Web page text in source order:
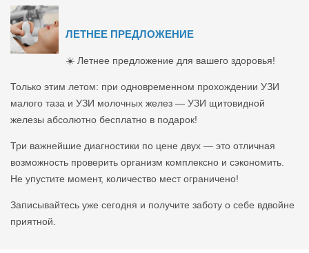
ЛЕТНЕЕ ПРЕДЛОЖЕНИЕ
☀️ Летнее предложение для вашего здоровья!
Только этим летом: при одновременном прохождении УЗИ
малого таза и УЗИ молочных желез — УЗИ щитовидной
железы абсолютно бесплатно в подарок!
Три важнейшие диагностики по цене двух — это отличная
возможность проверить организм комплексно и сэкономить.
Не упустите момент, количество мест ограничено!
Записывайтесь уже сегодня и получите заботу о себе вдвойне
приятной.